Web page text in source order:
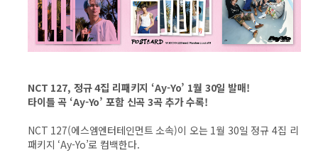
NCT 127, 정규 4집 리패키지 ‘Ay-Yo’ 1월 30일 발매!
타이틀 곡 ‘Ay-Yo’ 포함 신곡 3곡 추가 수록!
NCT 127(에스엠엔터테인먼트 소속)이 오는 1월 30일 정규 4집 리
패키지 ‘Ay-Yo’로 컴백한다.